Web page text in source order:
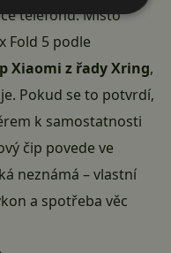
telefonu. Místo
Fold 5 podle
Xiaomi z řady Xring,
Pokud se to potvrdí,
k samostatnosti
čip povede ve
neznámá – vlastní
a spotřeba věc